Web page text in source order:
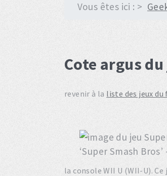
Vous êtes ici :
Cote argus
revenir à la liste des jeux
la console WII U (WII-U).